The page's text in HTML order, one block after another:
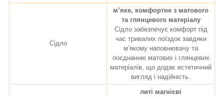
Сідло
м’яке, комфортне з матового
та глянцевого матеріалу
Сідло забезпечує комфорт під
час тривалих поїздок завдяки
м’якому наповнювачу та
поєднанню матових і глянцевих
матеріалів, що додає естетичний
вигляд і надійність.
литі магнієві